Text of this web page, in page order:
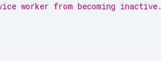
worker from becoming inactive.